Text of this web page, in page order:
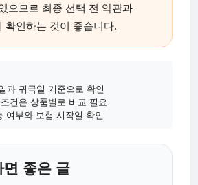
으므로 최종 선택 전 약관과
확인하는 것이 좋습니다.
과 귀국일 기준으로 확인
건은 상품별로 비교 필요
여부와 보험 시작일 확인
면 좋은 글